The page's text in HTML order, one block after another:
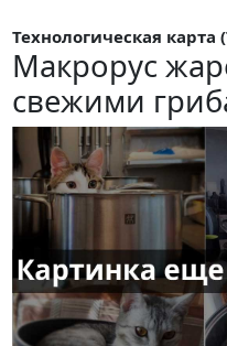
Технологическая карта
Макрорус
свежими